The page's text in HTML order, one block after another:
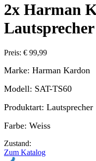
2x Harman
Lautsprecher
Preis: € 99,99
Marke: Harman Kardon
Modell: SAT-TS60
Produktart: Lautsprecher
Farbe: Weiss
Zustand:
Zum Katalog